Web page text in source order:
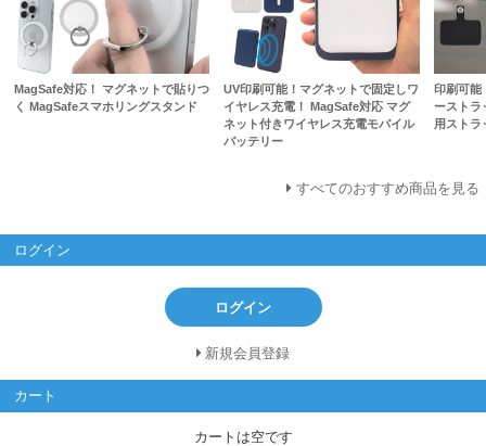
MagSafe対応！ マグネットで貼りつ
く MagSafeスマホリングスタンド
UV印刷可能！マグネットで固定しワ
イヤレス充電！ MagSafe対応 マグ
ネット付きワイヤレス充電モバイル
バッテリー
印刷可能
ースト
用スト
すべてのおすすめ商品を見る
ログイン
ログイン
新規会員登録
カート
カートは空です